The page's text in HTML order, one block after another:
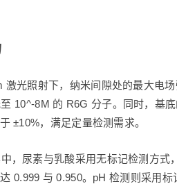
光照射下，纳米间隙处的最大电
10^-8M 的 R6G 分子。同时，基
±10%，满足定量检测需求。
，尿素与乳酸采用无标记检测方
0.999 与 0.950。pH 检测则采用